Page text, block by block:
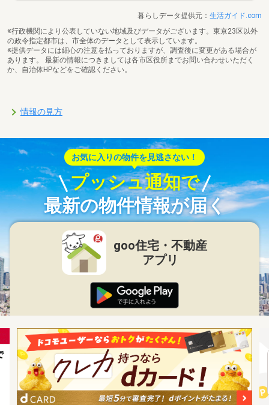
暮らしデータ提供元： 生活ガイド.com
※行政機関により公表していない地域及びデータがございます。東京23区以外
の政令指定都市は、市全体のデータとして表示しています。
※提供データには細心の注意を払っておりますが、調査後に変更がある場合が
あります。 最新の情報につきましては各市区役所までお問い合わせいただく
か、自治体HPなどをご確認ください。
情報の見方
お気に入りの物件を見逃さない！
プッシュ通知で
最新の物件情報が届く
goo住宅・不動産
アプリ